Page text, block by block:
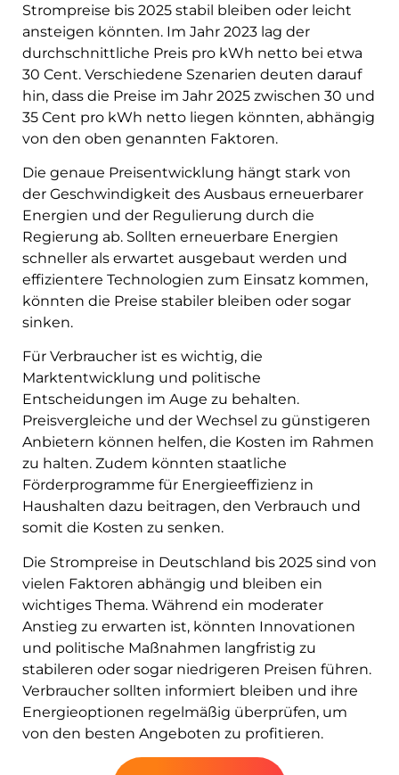
Strompreise bis 2025 stabil bleiben oder leicht
ansteigen könnten. Im Jahr 2023 lag der
durchschnittliche Preis pro kWh netto bei etwa
30 Cent. Verschiedene Szenarien deuten darauf
hin, dass die Preise im Jahr 2025 zwischen 30 und
35 Cent pro kWh netto liegen könnten, abhängig
von den oben genannten Faktoren.
Die genaue Preisentwicklung hängt stark von
der Geschwindigkeit des Ausbaus erneuerbarer
Energien und der Regulierung durch die
Regierung ab. Sollten erneuerbare Energien
schneller als erwartet ausgebaut werden und
effizientere Technologien zum Einsatz kommen,
könnten die Preise stabiler bleiben oder sogar
sinken.
Für Verbraucher ist es wichtig, die
Marktentwicklung und politische
Entscheidungen im Auge zu behalten.
Preisvergleiche und der Wechsel zu günstigeren
Anbietern können helfen, die Kosten im Rahmen
zu halten. Zudem könnten staatliche
Förderprogramme für Energieeffizienz in
Haushalten dazu beitragen, den Verbrauch und
somit die Kosten zu senken.
Die Strompreise in Deutschland bis 2025 sind von
vielen Faktoren abhängig und bleiben ein
wichtiges Thema. Während ein moderater
Anstieg zu erwarten ist, könnten Innovationen
und politische Maßnahmen langfristig zu
stabileren oder sogar niedrigeren Preisen führen.
Verbraucher sollten informiert bleiben und ihre
Energieoptionen regelmäßig überprüfen, um
von den besten Angeboten zu profitieren.